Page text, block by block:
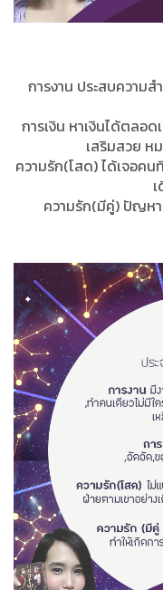
การงาน ประสบความส
การเงิน หาเงินได้ตลอ
เสริมสวย ห
ความรัก(โสด) ได้เจอค
ความรัก(มีคู่) ปัญห